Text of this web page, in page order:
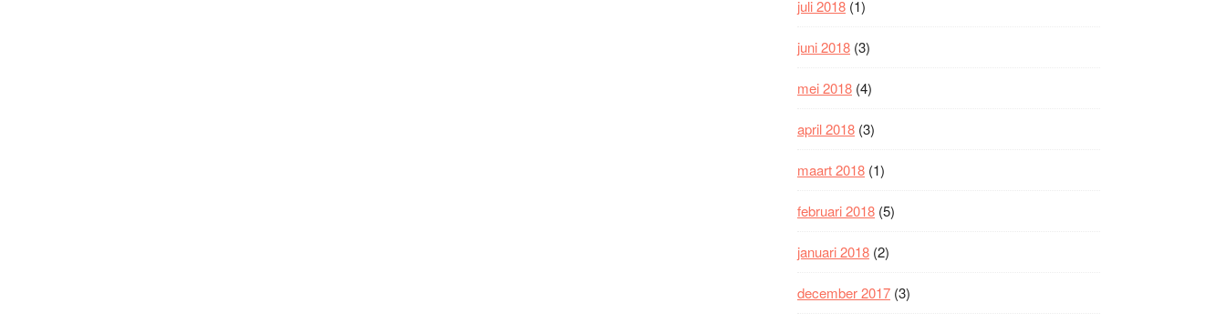
juli 2018 (1)
juni 2018 (3)
mei 2018 (4)
april 2018 (3)
maart 2018 (1)
februari 2018 (5)
januari 2018 (2)
december 2017 (3)